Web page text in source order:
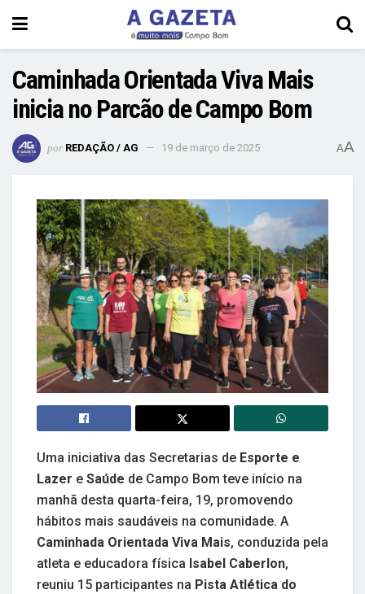
Caminhada Orientada Viva Mais
inicia no Parcão de Campo Bom
por REDAÇÃO / AG 19 de março de 2025 AA
Uma iniciativa das Secretarias de Esporte e
Lazer e Saúde de Campo Bom teve início na
manhã desta quarta-feira, 19, promovendo
hábitos mais saudáveis na comunidade. A
Caminhada Orientada Viva Mais, conduzida pela
atleta e educadora física Isabel Caberlon,
reuniu 15 participantes na Pista Atlética do